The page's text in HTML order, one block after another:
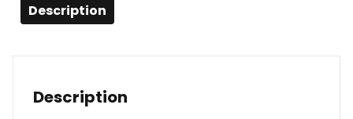
Description
Description